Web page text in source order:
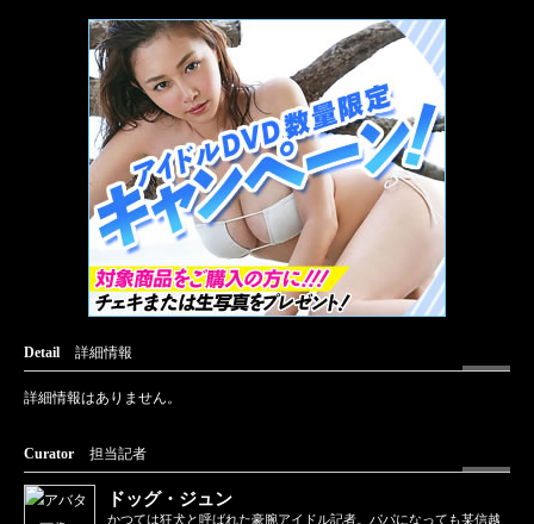
Detail 詳細情報
詳細情報はありません。
Curator 担当記者
ドッグ・ジュン
かつては狂犬と呼ばれた豪腕アイドル記者。パパになっても某信越